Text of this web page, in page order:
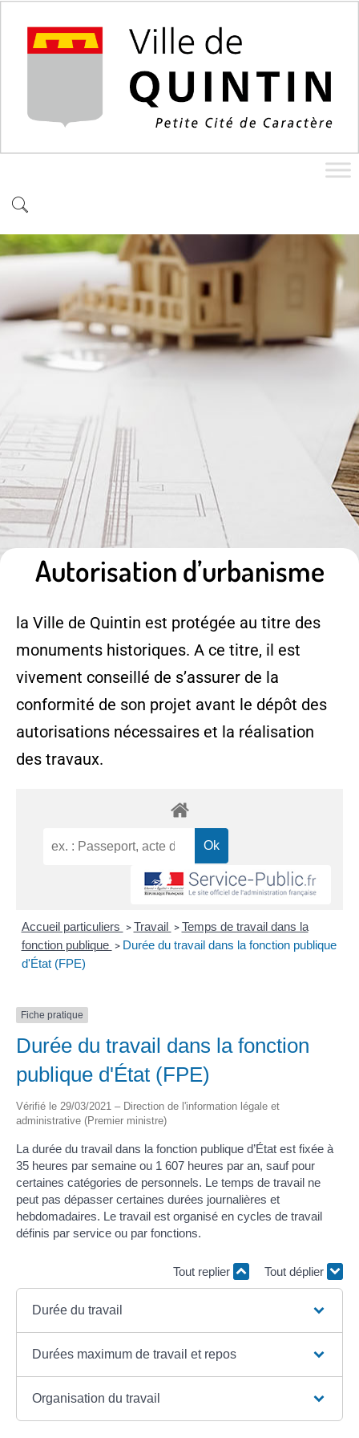
Autorisation d’urbanisme
la Ville de Quintin est protégée au titre des
monuments historiques. A ce titre, il est
vivement conseillé de s’assurer de la
conformité de son projet avant le dépôt des
autorisations nécessaires et la réalisation
des travaux.
Accueil particuliers > Travail > Temps de travail dans la
fonction publique > Durée du travail dans la fonction publique
d'État (FPE)
Fiche pratique
Durée du travail dans la fonction
publique d'État (FPE)
Vérifié le 29/03/2021 – Direction de l'information légale et
administrative (Premier ministre)
La durée du travail dans la fonction publique d’État est fixée à
35 heures par semaine ou 1 607 heures par an, sauf pour
certaines catégories de personnels. Le temps de travail ne
peut pas dépasser certaines durées journalières et
hebdomadaires. Le travail est organisé en cycles de travail
définis par service ou par fonctions.
Tout replier Tout déplier
Durée du travail
Durées maximum de travail et repos
Organisation du travail